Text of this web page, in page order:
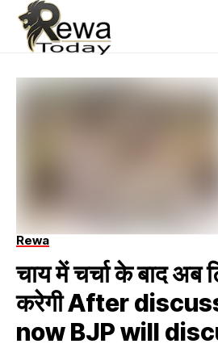
Rewa
चाय में चर्चा के बाद अब
करेगी After
now BJP will